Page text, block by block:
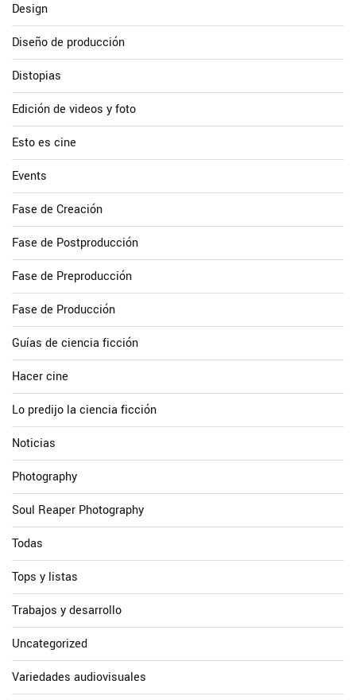
Design
Diseño de producción
Distopias
Edición de videos y foto
Esto es cine
Events
Fase de Creación
Fase de Postproducción
Fase de Preproducción
Fase de Producción
Guías de ciencia ficción
Hacer cine
Lo predijo la ciencia ficción
Noticias
Photography
Soul Reaper Photography
Todas
Tops y listas
Trabajos y desarrollo
Uncategorized
Variedades audiovisuales